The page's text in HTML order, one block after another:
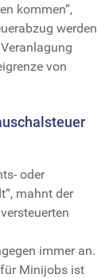
kommen“,
werden
von
oder
mahnt der
immer an.
Minijobs ist